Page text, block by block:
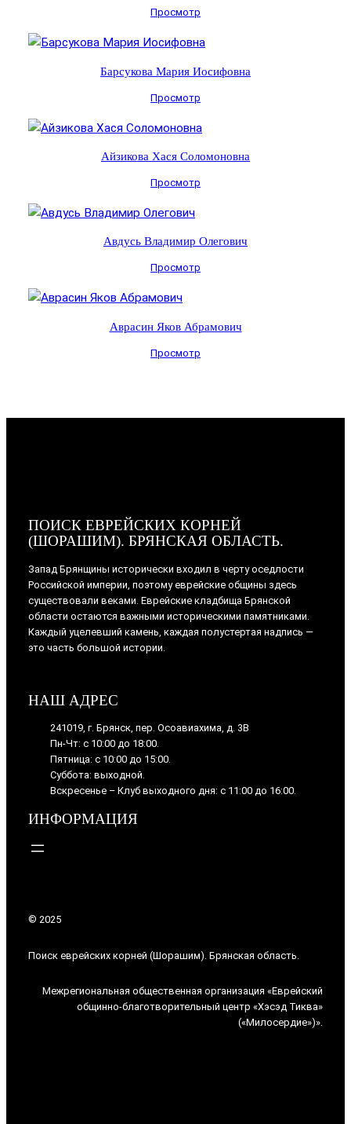
Просмотр
Барсукова Мария Иосифовна
Просмотр
Айзикова Хася Соломоновна
Просмотр
Авдусь Владимир Олегович
Просмотр
Аврасин Яков Абрамович
Просмотр
ПОИСК ЕВРЕЙСКИХ КОРНЕЙ
(ШОРАШИМ). БРЯНСКАЯ ОБЛАСТЬ.
Запад Брянщины исторически входил в черту оседлости
Российской империи, поэтому еврейские общины здесь
существовали веками. Еврейские кладбища Брянской
области остаются важными историческими памятниками.
Каждый уцелевший камень, каждая полустертая надпись —
это часть большой истории.
НАШ АДРЕС
241019, г. Брянск, пер. Осоавиахима, д. 3В
Пн-Чт: с 10:00 до 18:00.
Пятница: с 10:00 до 15:00.
Суббота: выходной.
Вскресенье – Клуб выходного дня: с 11:00 до 16:00.
ИНФОРМАЦИЯ
© 2025
Поиск еврейских корней (Шорашим). Брянская область.
Межрегиональная общественная организация «Еврейский
общинно-благотворительный центр «Хэсэд Тиква»
(«Милосердие»)».